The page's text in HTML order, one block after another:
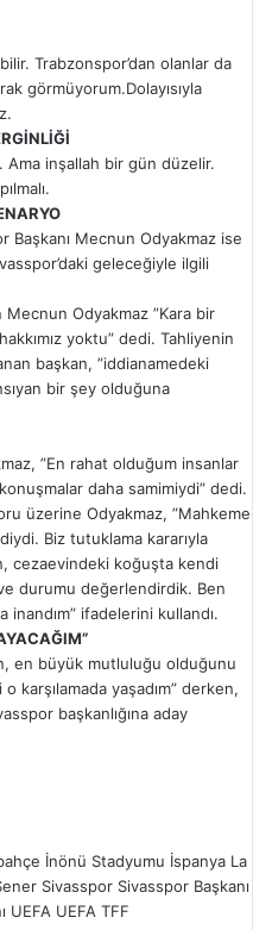
Trabzonspor’dan olanlar da
görmüyorum.Dolayısıyla
Ama inşallah bir gün düzelir.
Başkanı Mecnun Odyakmaz ise
geleceğiyle ilgili
Odyakmaz ”Kara bir
yoktu” dedi. Tahliyenin
başkan, ”iddianamedeki
bir şey olduğuna
”En rahat olduğum insanlar
daha samimiydi” dedi.
üzerine Odyakmaz, ”Mahkeme
Biz tutuklama kararıyla
cezaevindeki koğuşta kendi
durumu değerlendirdik. Ben
ifadelerini kullandı.
en büyük mutluluğu olduğunu
karşılamada yaşadım” derken,
başkanlığına aday
İnönü Stadyumu İspanya La
Sivasspor Sivasspor Başkanı
UEFA UEFA TFF